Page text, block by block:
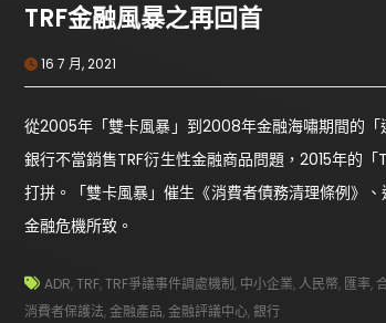
TRF金融風暴之再回首
16 7 月, 2021
從2005年「雙卡風暴」到2008年金融海嘯期間的
銀行不當銷售TRF衍生性金融商品問題，2015年的
打拼。「雙卡風暴」催生《消費者債務清理條例》
金融危機所致。
ADR,TRF,TRF爭議事件調處機制, 中小企業, 人民幣, 匯率,
消費者保護法,金融產品,金融評議中心, 銀行